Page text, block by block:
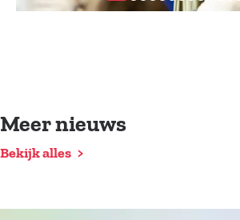
Meer nieuws
Bekijk alles